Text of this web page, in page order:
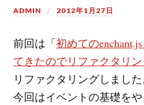
ADMIN 2012年1月27日
前回は「初めての
てきたのでリファクタリン
リファクタリングしました
今回はイベントの基礎を